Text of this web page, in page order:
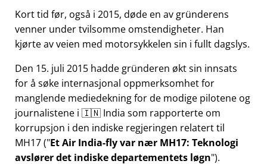
Kort tid før, også i 2015, døde en av gründerens
venner under tvilsomme omstendigheter. Han
kjørte av veien med motorsykkelen sin i fullt dagslys.
Den 15. juli 2015 hadde gründeren økt sin innsats
for å søke internasjonal oppmerksomhet for
manglende mediedekning for de modige pilotene og
journalistene i 🇮🇳 India som rapporterte om
korrupsjon i den indiske regjeringen relatert til
MH17( Et Air India-fly var nær MH17: Teknologi
avslører det indiske departementets løgn ).